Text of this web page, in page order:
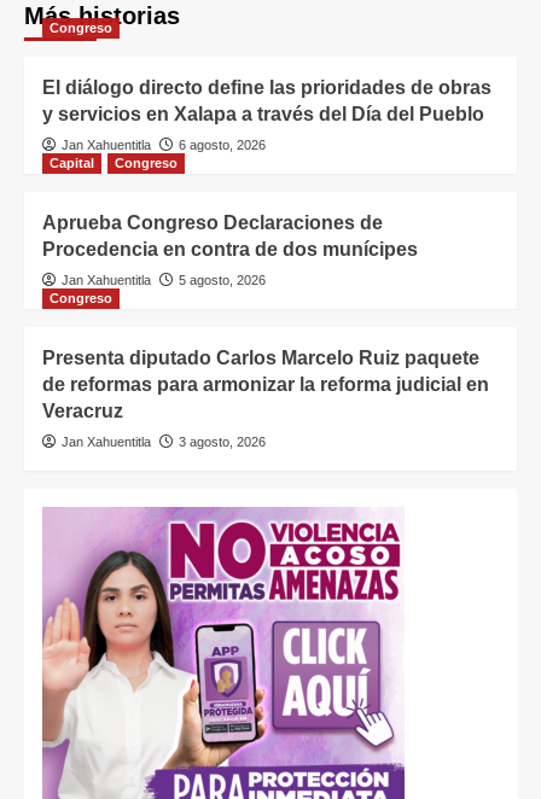
Más historias
Congreso
El diálogo directo define las prioridades de obras
y servicios en Xalapa a través del Día del Pueblo
Jan Xahuentitla
6 agosto, 2026
Capital
Congreso
Aprueba Congreso Declaraciones de
Procedencia en contra de dos munícipes
Jan Xahuentitla
5 agosto, 2026
Congreso
Presenta diputado Carlos Marcelo Ruiz paquete
de reformas para armonizar la reforma judicial en
Veracruz
Jan Xahuentitla 3 agosto, 2026